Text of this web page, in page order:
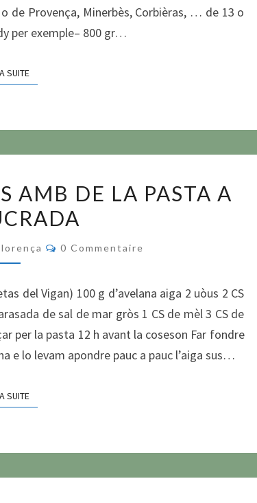
de Provença, Minerbès, Corbièras, … de 13 o
per exemple– 800 gr…
SUITELIRE LA SUITE
DE
POMAS
DE
PASTA
A
PAN
SUCRADA
AMB DE LA PASTA A
Commentaires
0 Commentaire
del Vigan) 100 g d’avelana aiga 2 uòus 2 CS
de sal de mar gròs 1 CS de mèl 3 CS de
per la pasta 12 h avant la coseson Far fondre
e lo levam apondre pauc a pauc l’aiga sus…
SUITELIRE LA SUITE